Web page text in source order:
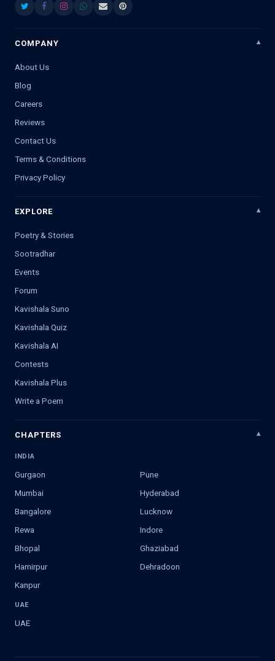
COMPANY
About Us
Blog
Careers
Reviews
Contact Us
Terms & Conditions
Privacy Policy
EXPLORE
Poetry & Stories
Sootradhar
Events
Forum
Kavishala Suno
Kavishala Quiz
Kavishala AI
Contests
Kavishala Plus
Write a Poem
CHAPTERS
INDIA
Gurgaon
Pune
Mumbai
Hyderabad
Bangalore
Lucknow
Rewa
Indore
Bhopal
Ghaziabad
Hamirpur
Dehradoon
Kanpur
UAE
UAE